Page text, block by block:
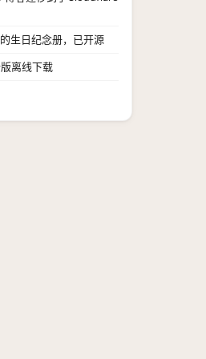
生日纪念册，已开源
离线下载